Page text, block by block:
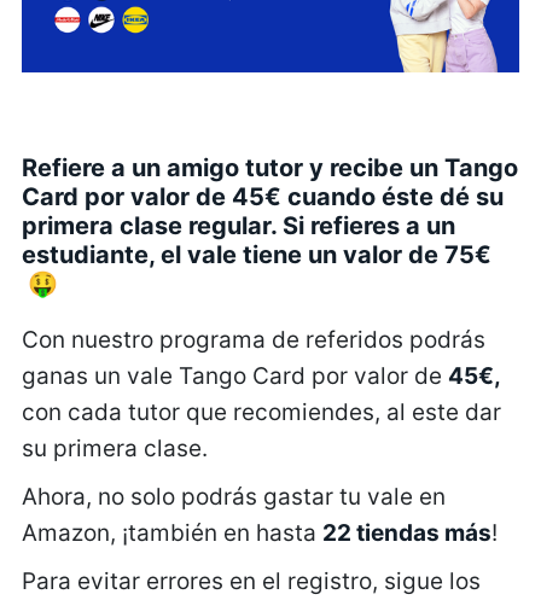
Refiere a un amigo tutor y recibe un Tango
Card por valor de 45€ cuando éste dé su
primera clase regular. Si refieres a un
estudiante, el vale tiene un valor de 75€
🤑
Con nuestro programa de referidos podrás
ganas un vale Tango Card por valor de 45€,
con cada tutor que recomiendes, al este dar
su primera clase.
Ahora, no solo podrás gastar tu vale en
Amazon, ¡también en hasta 22 tiendas más!
Para evitar errores en el registro, sigue los